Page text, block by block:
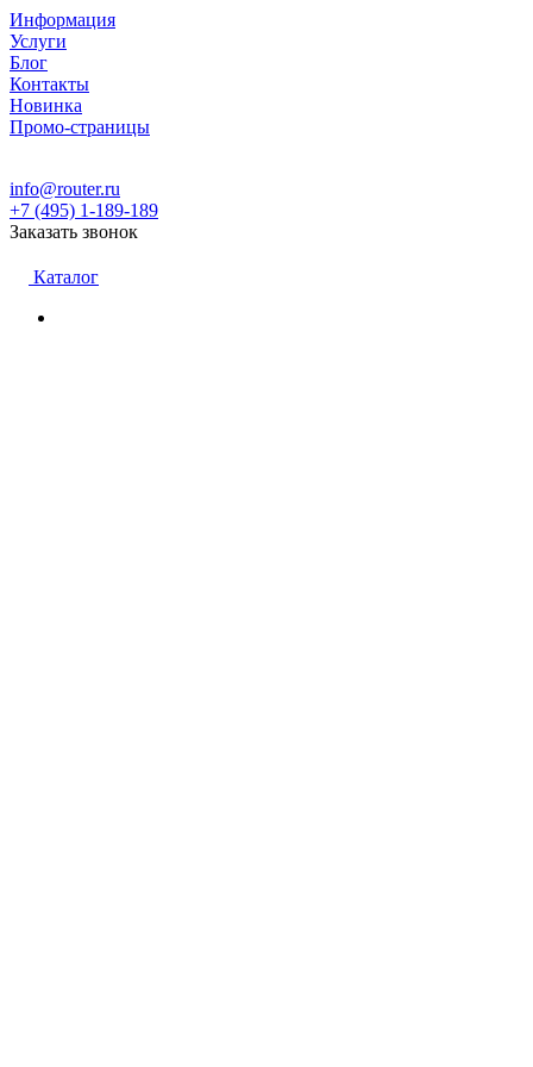
Информация
Услуги
Блог
Контакты
Новинка
Промо-страницы
info@router.ru
+7 (495) 1-189-189
Заказать звонок
Каталог